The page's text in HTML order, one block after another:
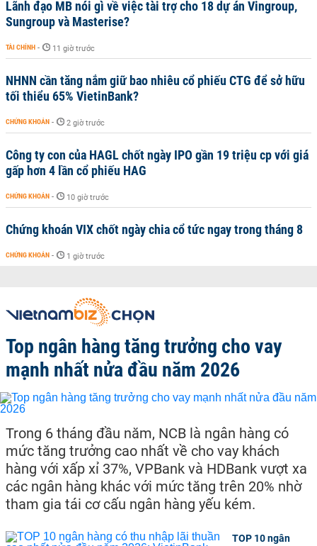
Lãnh đạo MB nói gì về việc tài trợ cho 18 dự án Vingroup,
Sungroup và Masterise?
TÀI CHÍNH - 11 giờ trước
NHNN cần tăng nắm giữ bao nhiêu cổ phiếu CTG để sở hữu
tối thiểu 65% VietinBank?
CHỨNG KHOÁN - 2 giờ trước
Công ty con của HAGL chốt ngày IPO gần 19 triệu cp với giá
gấp hơn 4 lần cổ phiếu HAG
CHỨNG KHOÁN - 10 giờ trước
Chứng khoán VIX chốt ngày chia cổ tức ngay trong tháng 8
CHỨNG KHOÁN - 1 giờ trước
Top ngân hàng tăng trưởng cho vay
mạnh nhất nửa đầu năm 2026
Trong 6 tháng đầu năm, NCB là ngân hàng có
mức tăng trưởng cao nhất về cho vay khách
hàng với xấp xỉ 37%, VPBank và HDBank vượt xa
các ngân hàng khác với mức tăng trên 20% nhờ
tham gia tái cơ cấu ngân hàng yếu kém.
TOP 10 ngân